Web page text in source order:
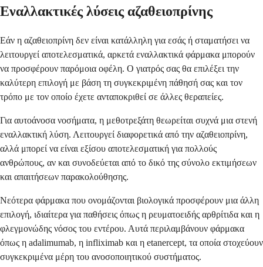
Εναλλακτικές λύσεις αζαθειοπρίνης
Εάν η αζαθειοπρίνη δεν είναι κατάλληλη για εσάς ή σταματήσει να
λειτουργεί αποτελεσματικά, αρκετά εναλλακτικά φάρμακα μπορούν
να προσφέρουν παρόμοια οφέλη. Ο γιατρός σας θα επιλέξει την
καλύτερη επιλογή με βάση τη συγκεκριμένη πάθησή σας και τον
τρόπο με τον οποίο έχετε ανταποκριθεί σε άλλες θεραπείες.
Για αυτοάνοσα νοσήματα, η μεθοτρεξάτη θεωρείται συχνά μια στενή
εναλλακτική λύση. Λειτουργεί διαφορετικά από την αζαθειοπρίνη,
αλλά μπορεί να είναι εξίσου αποτελεσματική για πολλούς
ανθρώπους, αν και συνοδεύεται από το δικό της σύνολο εκτιμήσεων
και απαιτήσεων παρακολούθησης.
Νεότερα φάρμακα που ονομάζονται βιολογικά προσφέρουν μια άλλη
επιλογή, ιδιαίτερα για παθήσεις όπως η ρευματοειδής αρθρίτιδα και η
φλεγμονώδης νόσος του εντέρου. Αυτά περιλαμβάνουν φάρμακα
όπως η adalimumab, η infliximab και η etanercept, τα οποία στοχεύουν
συγκεκριμένα μέρη του ανοσοποιητικού συστήματος.